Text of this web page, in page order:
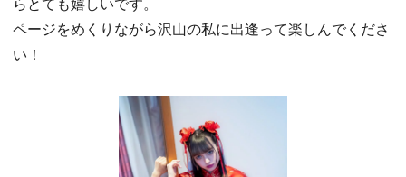
ページをめくりながら沢山の私に出逢って楽しんでくださ
い！